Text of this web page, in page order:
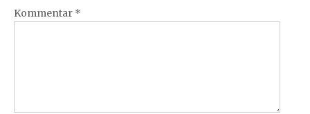
Kommentar *